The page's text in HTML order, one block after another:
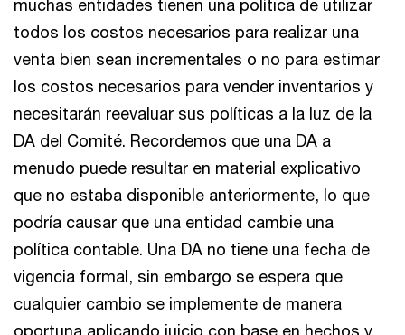
muchas entidades tienen una política de utilizar
todos los costos necesarios para realizar una
venta bien sean incrementales o no para estimar
los costos necesarios para vender inventarios y
necesitarán reevaluar sus políticas a la luz de la
DA del Comité. Recordemos que una DA a
menudo puede resultar en material explicativo
que no estaba disponible anteriormente, lo que
podría causar que una entidad cambie una
política contable. Una DA no tiene una fecha de
vigencia formal, sin embargo se espera que
cualquier cambio se implemente de manera
oportuna aplicando juicio con base en hechos y